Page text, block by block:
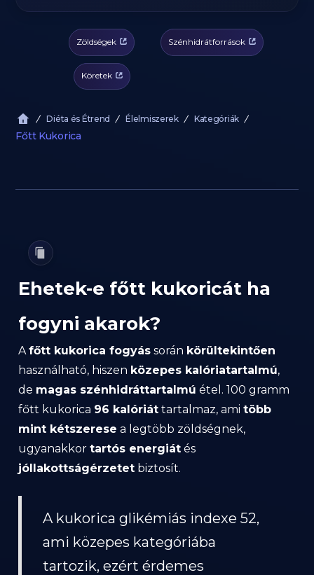
Zöldségek Szénhidrátforrások
Köretek
Diéta és Étrend Élelmiszerek Kategóriák
Főtt Kukorica
Ehetek-e főtt kukoricát ha
fogyni akarok?
Afőtt kukorica fogyás során körültekintően
használható, hiszen közepes kalóriatartalmú,
de magas szénhidráttartalmú étel. 100 gramm
főtt kukorica 96 kalóriát tartalmaz, ami több
mint kétszerese a legtöbb zöldségnek,
ugyanakkor tartós energiát és
jóllakottságérzetet biztosít.
A kukorica glikémiás indexe 52,
ami közepes kategóriába
tartozik, ezért érdemes